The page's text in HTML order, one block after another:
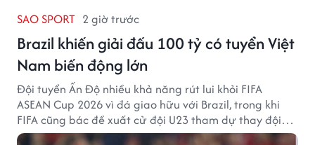
SAO SPORT 2 giờ trước
Brazil khiến giải đấu 100 tỷ có tuyển Việt
Nam biến động lớn
Đội tuyển Ấn Độ nhiều khả năng rút lui khỏi FIFA
ASEAN Cup 2026 vì đá giao hữu với Brazil, trong khi
FIFA cũng bác đề xuất cử đội U23 tham dự thay đội
tuyển quốc gia.